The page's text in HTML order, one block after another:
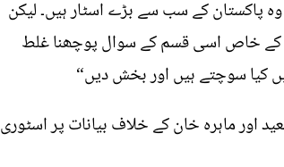
پاکستان کے سب سے بڑے اسٹار ہیں۔ لیکن
کے خاص اسی قسم کے سوال پوچھنا غلط
کیا سوچتے ہیں اور بخش دیں“
اور ماہرہ خان کے خلاف بیانات پر اسٹوری